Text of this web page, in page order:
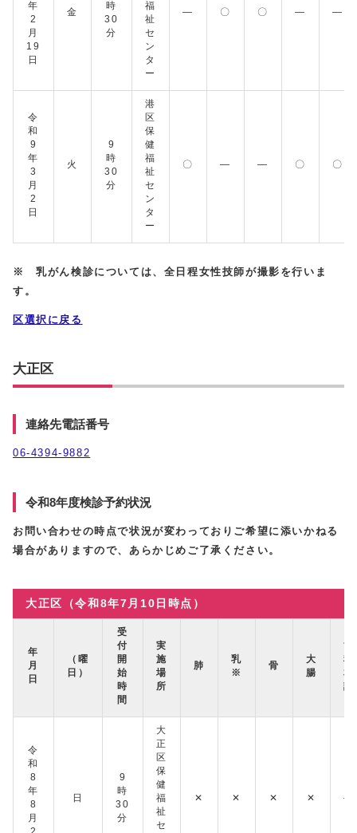
年
2
月
19
日
金
時
30
分
福
祉
セ
ン
タ
ー
― 〇 〇 ― ―
令
和
9
年
3
月
2
日
火
9
時
30
分
港
区
保
健
福
祉
セ
ン
タ
ー
〇 ― ― 〇 〇
※ 乳がん検診については、全日程女性技師が撮影を行いま
す。
区選択に戻る
大正区
連絡先電話番号
06-4394-9882
令和8年度検診予約状況
お問い合わせの時点で状況が変わっておりご希望に添いかねる
場合がありますので、あらかじめご了承ください。
大正区（令和8年7月10日時点）
年
月
日
（曜
日）
受
付
開
始
時
間
実
施
場
所
肺
乳
※
骨
大
腸
歯
科
相
談
令
和
8
年
8
月
日
9
時
30
分
大
正
区
保
健
福
祉
セ
✕ ✕ ✕ ✕ ―